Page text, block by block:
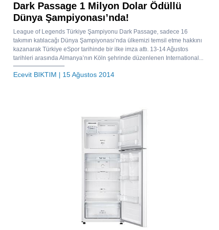
Dark Passage 1 Milyon Dolar Ödüllü
Dünya Şampiyonası’nda!
League of Legends Türkiye Şampiyonu Dark Passage, sadece 16
takımın katılacağı Dünya Şampiyonası’nda ülkemizi temsil etme hakkını
kazanarak Türkiye eSpor tarihinde bir ilke imza attı. 13-14 Ağustos
tarihleri arasında Almanya’nın Köln şehrinde düzenlenen International...
Ecevit BIKTIM | 15 Ağustos 2014